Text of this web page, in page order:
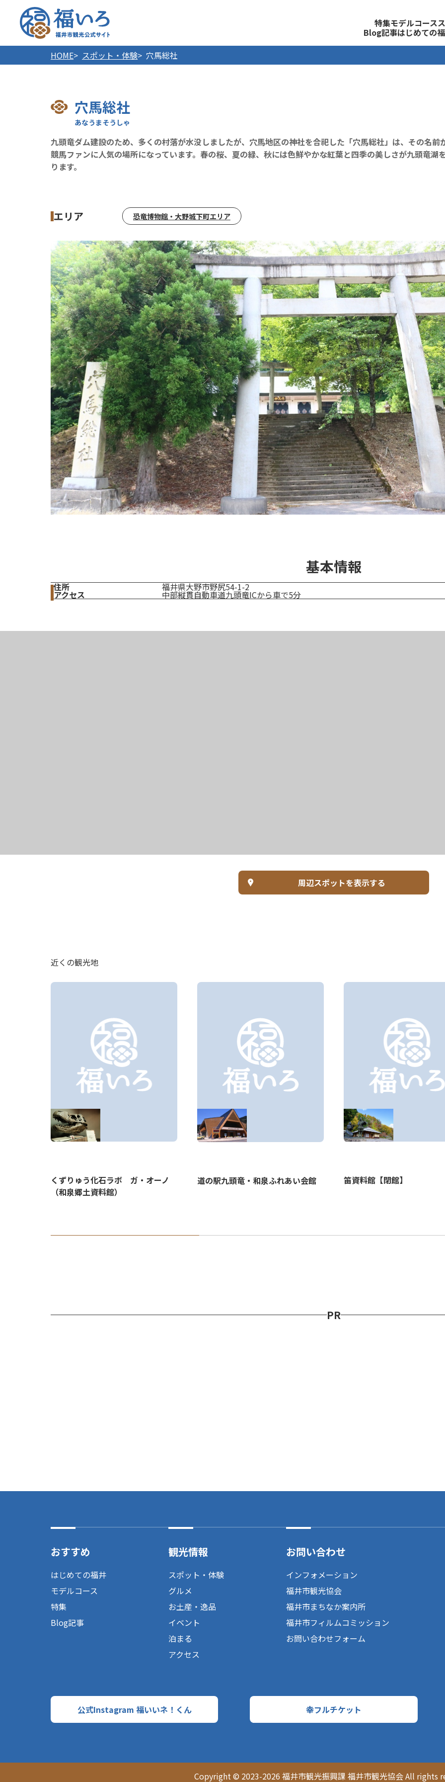
福井市観光公式サイ
特集モデルコース
Blog記事はじめての
HOME
スポット・体験 穴馬総社
穴馬総社
九頭竜ダム建設のため、多くの村落が水没しましたが、穴馬地区の神社を合祀した「穴馬総社」は、その名前
競馬ファンに人気の場所になっています。春の桜、夏の緑、秋には色鮮やかな紅葉と四季の美しさが九頭竜湖
ります。
エリア 恐竜博物館・大野城下町エリア
基本情報
住所 福井県大野市野尻54-1-2
アクセス 中部縦貫自動車道九頭竜ICから車で5分
周辺スポットを表示する
近くの観光地
くずりゅう化石ラボ ガ・オーノ
（和泉郷土資料館）
道の駅九頭竜・和泉ふれあい会館 笛資料館【閉館】
PR
おすすめ
はじめての福井
モデルコース
特集
Blog記事
観光情報
スポット・体験
グルメ
お土産・逸品
イベント
泊まる
アクセス
お問い合わせ
インフォメーション
福井市観光協会
福井市まちなか案内所
福井市フィルムコミッション
お問い合わせフォーム
公式Instagram 福いいネ！くん 幸フルチケット
Copyright © 2023-2026 福井市観光振興課 福井市観光協会 All rights